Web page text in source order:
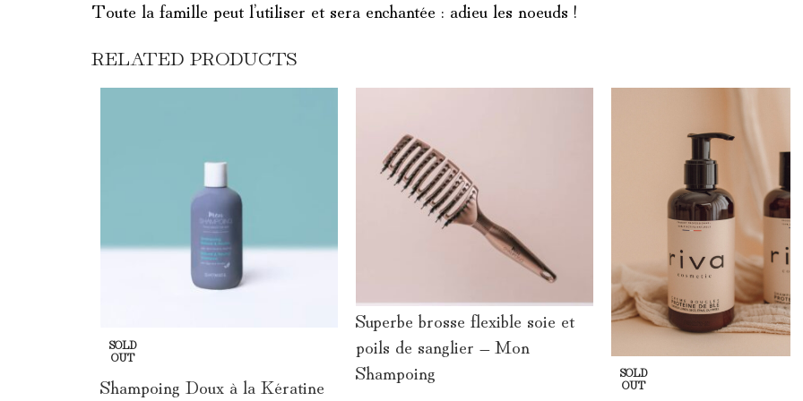
Toute la famille peut l’utiliser et sera enchantée : adieu les noeuds !
RELATED PRODUCTS
SOLD
OUT
Shampoing Doux à la Kératine
Superbe brosse flexible soie et
poils de sanglier – Mon
Shampoing
SOLD
OUT